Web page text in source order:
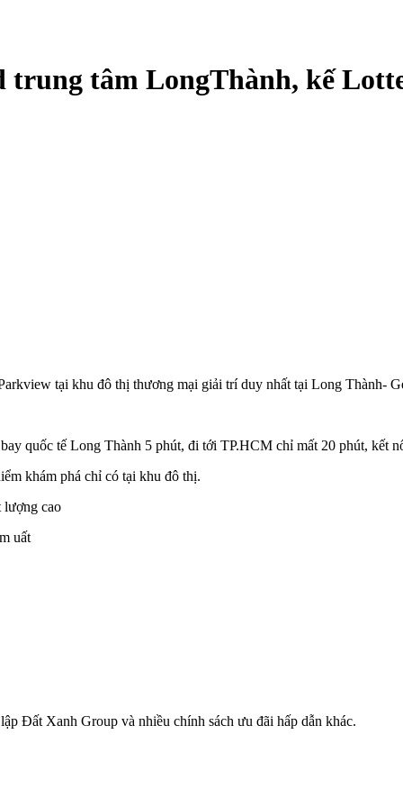
trung tâm LongThành, kế
tại khu đô thị thương mại giải trí duy nhất tại Long Thành-
quốc tế Long Thành 5 phút, đi tới TP.HCM chỉ mất 20 phút, kết
khám phá chỉ có tại khu đô thị.
lượng cao
uất
Đất Xanh Group và nhiều chính sách ưu đãi hấp dẫn khác.